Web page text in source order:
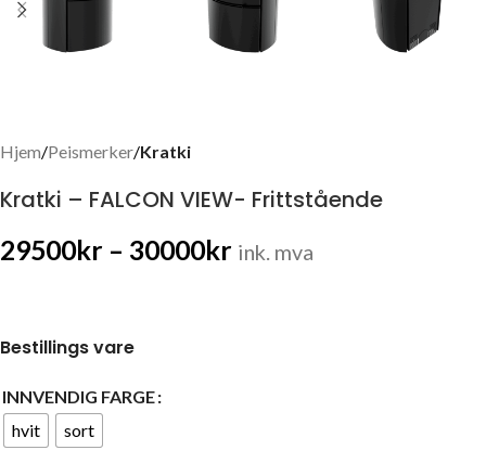
Hjem Peismerker Kratki
Kratki – FALCON VIEW- Frittstående
29500kr – 30000kr ink. mva
Bestillings vare
INNVENDIG FARGE
hvit
sort